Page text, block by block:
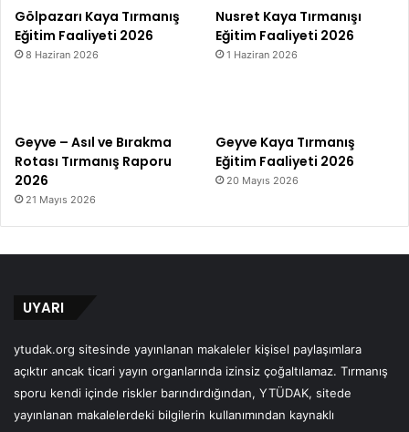
Gölpazarı Kaya Tırmanış
Eğitim Faaliyeti 2026
8 Haziran 2026
Nusret Kaya Tırmanışı
Eğitim Faaliyeti 2026
1 Haziran 2026
Geyve – Asıl ve Bırakma
Rotası Tırmanış Raporu
2026
21 Mayıs 2026
Geyve Kaya Tırmanış
Eğitim Faaliyeti 2026
20 Mayıs 2026
UYARI
ytudak.org sitesinde yayınlanan makaleler kişisel paylaşımlara
açıktır ancak ticari yayın organlarında izinsiz çoğaltılamaz. Tırmanış
sporu kendi içinde riskler barındırdığından, YTÜDAK, sitede
yayınlanan makalelerdeki bilgilerin kullanımından kaynaklı